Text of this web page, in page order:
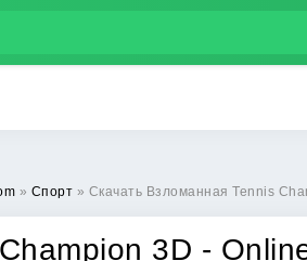
» Спорт » Скачать Взломанная Tennis
3D -